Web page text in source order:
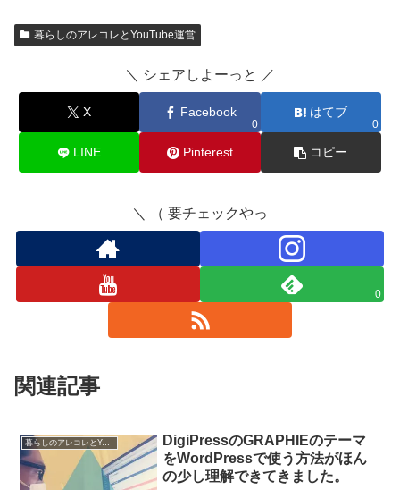
暮らしのアレコレとYouTube運営
＼ シェアしよーっと ／
X Facebook
0
はてブ
0
LINE Pinterest コピー
＼ （ 要チェックやっ
0
関連記事
暮らしのアレコレとYouTube運営
DigiPressのGRAPHIEのテーマ
をWordPressで使う方法がほん
の少し理解できてきました。